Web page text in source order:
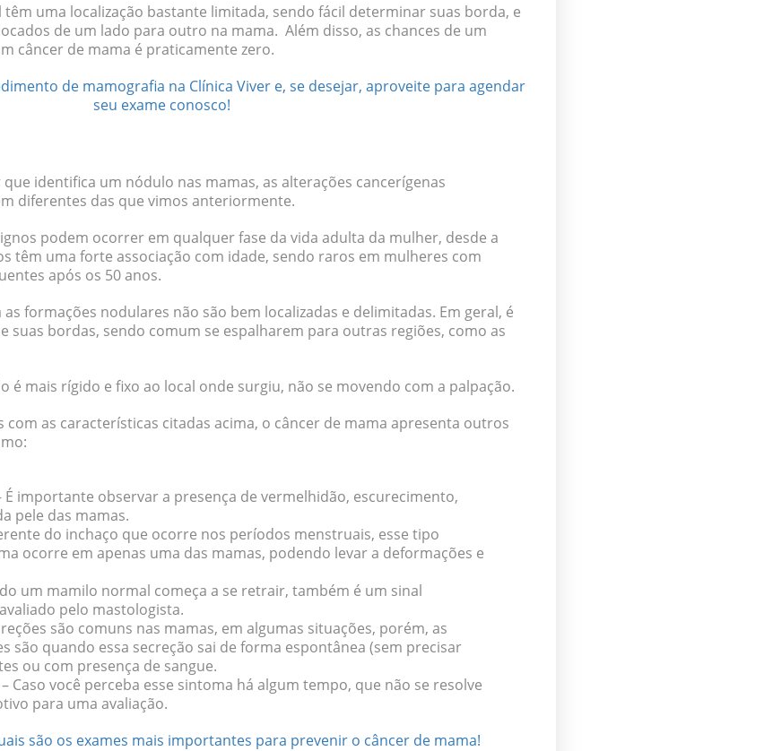
uma localização bastante limitada, sendo fácil determinar suas borda, e
de um lado para outro na mama. Além disso, as chances de um
câncer de mama é praticamente zero.
de mamografia na Clínica Viver e, se desejar, aproveite para agendar
seu exame conosco!
identifica um nódulo nas mamas, as alterações cancerígenas
diferentes das que vimos anteriormente.
podem ocorrer em qualquer fase da vida adulta da mulher, desde a
têm uma forte associação com idade, sendo raros em mulheres com
após os 50 anos.
formações nodulares não são bem localizadas e delimitadas. Em geral, é
suas bordas, sendo comum se espalharem para outras regiões, como as
é mais rígido e fixo ao local onde surgiu, não se movendo com a palpação.
com as características citadas acima, o câncer de mama apresenta outros
É importante observar a presença de vermelhidão, escurecimento,
pele das mamas.
do inchaço que ocorre nos períodos menstruais, esse tipo
ocorre em apenas uma das mamas, podendo levar a deformações e
um mamilo normal começa a se retrair, também é um sinal
pelo mastologista.
são comuns nas mamas, em algumas situações, porém, as
são quando essa secreção sai de forma espontânea (sem precisar
ou com presença de sangue.
– Caso você perceba esse sintoma há algum tempo, que não se resolve
para uma avaliação.
são os exames mais importantes para prevenir o câncer de mama!